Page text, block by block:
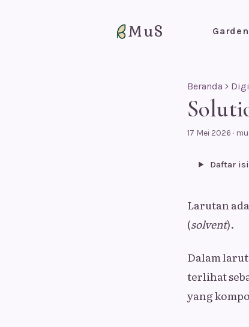
MuS Garden
Beranda
17 Mei 2026 ·
Daftar isi
Larutan
(solvent).
Dalam
terlihat
yang